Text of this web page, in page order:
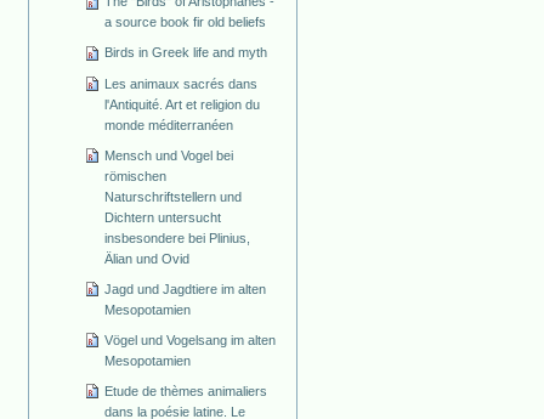
a source book fir old beliefs
Birds in Greek life and myth
Les animaux sacrés dans
l'Antiquité. Art et religion du
monde méditerranéen
Mensch und Vogel bei
römischen
Naturschriftstellern und
Dichtern untersucht
insbesondere bei Plinius,
Älian und Ovid
Jagd und Jagdtiere im alten
Mesopotamien
Vögel und Vogelsang im alten
Mesopotamien
Etude de thèmes animaliers
dans la poésie latine. Le